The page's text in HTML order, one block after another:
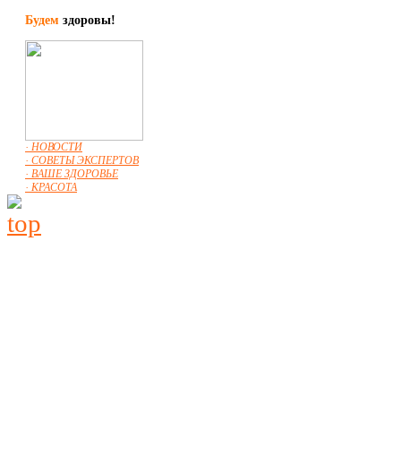
Будем здоровы!
· НОВОСТИ
· СОВЕТЫ ЭКСПЕРТОВ
· ВАШЕ ЗДОРОВЬЕ
· КРАСОТА